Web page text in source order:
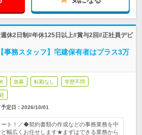
休2日制#年休125日以上#賞与2回#正社員デビ
務スタッフ】宅建保有者はプラス3万
急募 転勤なし 学歴不問
定日： 2026/10/01
ト！／◆契約書類の作成などの事務業務を中
幅広くお任せします★まずはできる業務から